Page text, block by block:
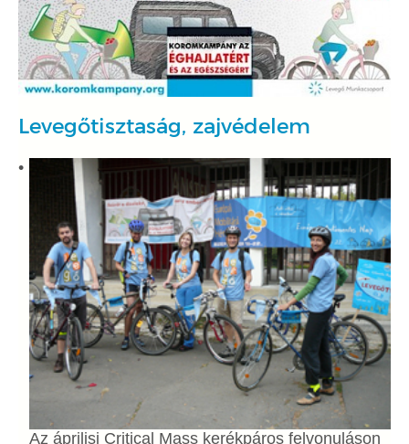
Levegőtisztaság, zajvédelem
Az áprilisi Critical Mass kerékpáros felvonuláson